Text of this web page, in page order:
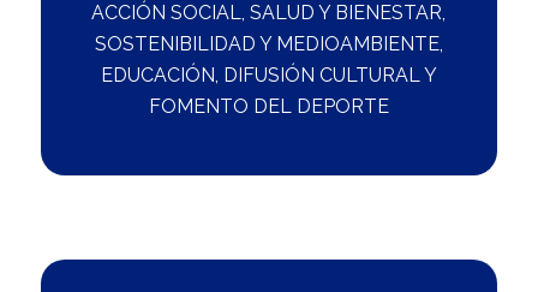
ACCIÓN SOCIAL, SALUD Y BIENESTAR,
SOSTENIBILIDAD Y MEDIOAMBIENTE,
EDUCACIÓN, DIFUSIÓN CULTURAL Y
FOMENTO DEL DEPORTE